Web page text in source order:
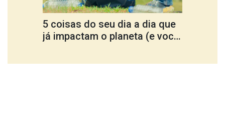
5 coisas do seu dia a dia que
já impactam o planeta (e você